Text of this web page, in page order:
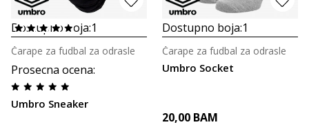
Dostupno boja:1
Prosecna ocena:
Umbro Sneaker
Čarape za fudbal za odrasle
Dostupno boja:1
Umbro Socket
Čarape za fudbal za odrasle
20,00 BAM